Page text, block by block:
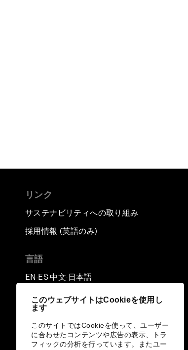
このウェブサイトはCookieを使用し
ます
このサイトではCookieを使って、ユーザー
に合わせたコンテンツや広告の表示、トラ
フィックの分析を行っています。またユー
リンク
サステナビリティへの取り組み
採用情報 (英語のみ)
言語
EN ▪ ES▪中文▪ 日本語